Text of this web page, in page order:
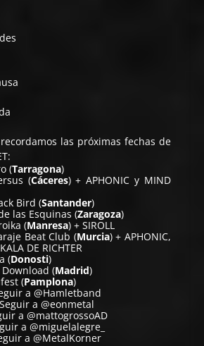
las próximas fechas de
(Tarragona)
(Cáceres) + APHONIC y MIND
Bird (Santander)
las Esquinas (Zaragoza)
(Manresa) + SIROLL
Beat Club (Murcia) + APHONIC,
DE RICHTER
(Donosti)
(Madrid)
(Pamplona)
a @Hamletband
Seguir a @eonmetal
a @mattogrossoAD
a @miguelalegre_
a @MetalKorner